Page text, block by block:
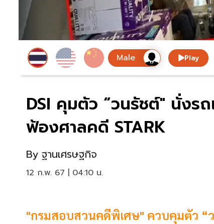
Play
DSI คุมตัว “วนรัชต์" นั่งร
ฟ้องศาลคดี STARK
By ฐานเศรษฐกิจ
12 ก.พ. 67 | 04:10 น.
"กรมสอบสวนคดีพิเศษ" ควบคุมตัว “